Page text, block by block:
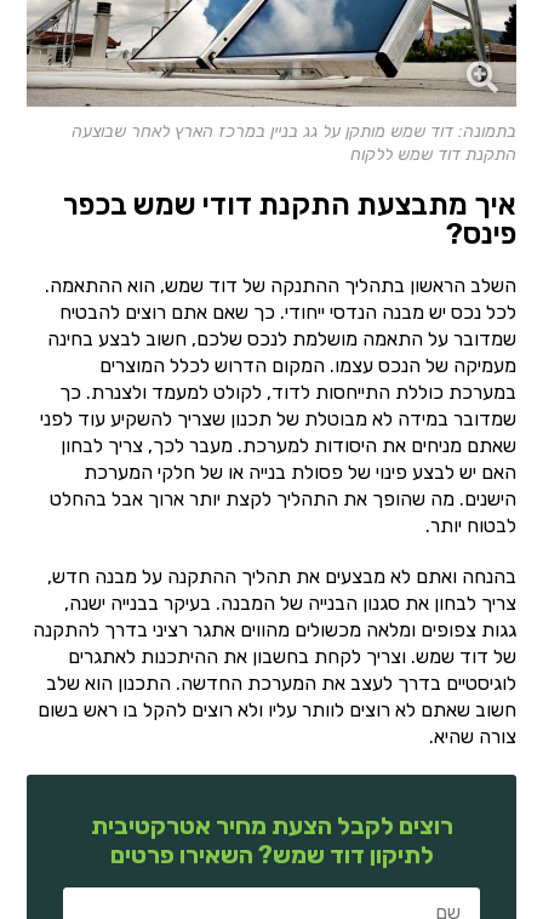
בתמונה: דוד שמש מותקן על גג בניין במרכז הארץ לאחר שבוצעה
התקנת דוד שמש ללקוח
איך מתבצעת התקנת דודי שמש בכפר
פינס?
השלב הראשון בתהליך ההתנקה של דוד שמש, הוא ההתאמה.
לכל נכס יש מבנה הנדסי ייחודי. כך שאם אתם רוצים להבטיח
שמדובר על התאמה מושלמת לנכס שלכם, חשוב לבצע בחינה
מעמיקה של הנכס עצמו. המקום הדרוש לכלל המוצרים
במערכת כוללת התייחסות לדוד, לקולט למעמד ולצנרת. כך
שמדובר במידה לא מבוטלת של תכנון שצריך להשקיע עוד לפני
שאתם מניחים את היסודות למערכת. מעבר לכך, צריך לבחון
האם יש לבצע פינוי של פסולת בנייה או של חלקי המערכת
הישנים. מה שהופך את התהליך לקצת יותר ארוך אבל בהחלט
לבטוח יותר.
בהנחה ואתם לא מבצעים את תהליך ההתקנה על מבנה חדש,
צריך לבחון את סגנון הבנייה של המבנה. בעיקר בבנייה ישנה,
גגות צפופים ומלאה מכשולים מהווים אתגר רציני בדרך להתקנה
של דוד שמש. וצריך לקחת בחשבון את ההיתכנות לאתגרים
לוגיסטיים בדרך לעצב את המערכת החדשה. התכנון הוא שלב
חשוב שאתם לא רוצים לוותר עליו ולא רוצים להקל בו ראש בשום
צורה שהיא.
רוצים לקבל הצעת מחיר אטרקטיבית
לתיקון דוד שמש? השאירו פרטים